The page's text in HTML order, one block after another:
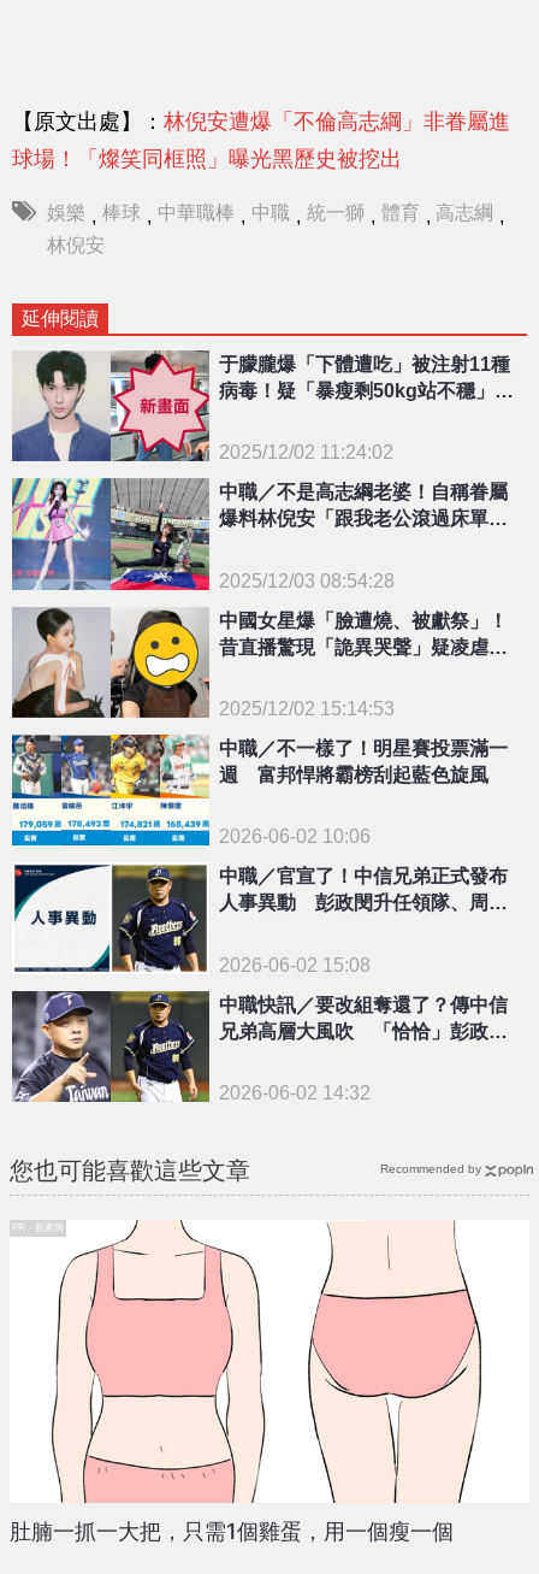
【原文出處】： 林倪安遭爆「不倫高志綱」非眷屬進
球場！「燦笑同框照」曝光黑歷史被挖出
娛樂 , 棒球 , 中華職棒 , 中職 , 統一獅 , 體育 , 高志綱 ,
林倪安
延伸閱讀
{PLAYICON}
于朦朧爆「下體遭吃」被注射11種
病毒！疑「暴瘦剩50kg站不穩」最
2025/12/02 11:24:02
中職／不是高志綱老婆！自稱眷屬
爆料林倪安「跟我老公滾過床單」
2025/12/03 08:54:28
{PLAYICON}
中國女星爆「臉遭燒、被獻祭」！
昔直播驚現「詭異哭聲」疑凌虐畫
2025/12/02 15:14:53
中職／不一樣了！明星賽投票滿一
週 富邦悍將霸榜刮起藍色旋風
2026-06-02 10:06
中職／官宣了！中信兄弟正式發布
人事異動 彭政閔升任領隊、周思
2026-06-02 15:08
中職快訊／要改組奪還了？傳中信
兄弟高層大風吹 「恰恰」彭政閔
2026-06-02 14:32
您也可能喜歡這些文章
肚腩一抓一大把，只需1個雞蛋，用一個瘦一個
PR・新素簡
Recommended by